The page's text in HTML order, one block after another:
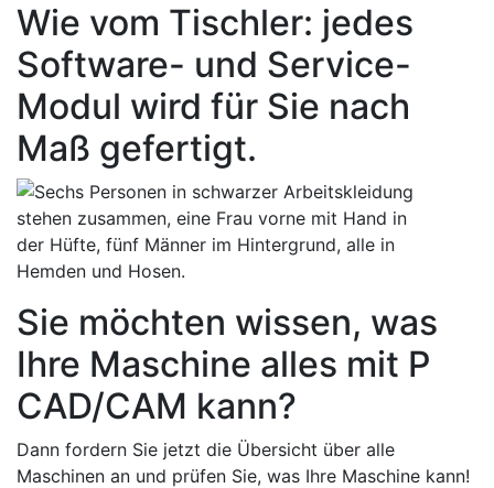
Wie vom Tischler: jedes
Software- und Service-
Modul wird für Sie nach
Maß gefertigt.
Sie möchten wissen, was
Ihre Maschine alles mit P
CAD/CAM kann?
Dann fordern Sie jetzt die Übersicht über alle
Maschinen an und prüfen Sie, was Ihre Maschine kann!